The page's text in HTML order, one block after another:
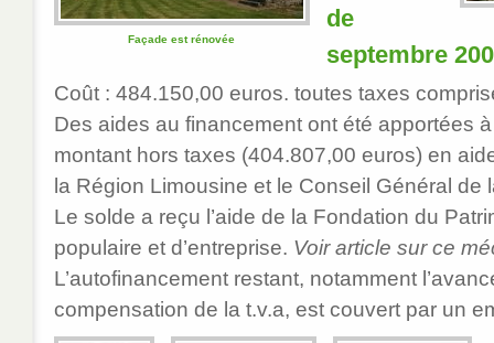
Façade est rénovée
de
septembre
Coût : 484.150,00 euros. toutes taxes
Des aides au financement ont été apportées
montant hors taxes (404.807,00 euros) en
la Région Limousine et le Conseil Général de
Le solde a reçu l’aide de la Fondation du
populaire et d’entreprise. Voir article sur ce
L’autofinancement restant, notamment
compensation de la t.v.a, est couvert par un